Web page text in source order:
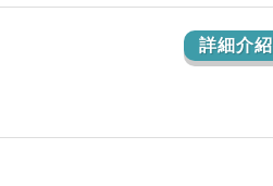
領導之處。
詳細介紹